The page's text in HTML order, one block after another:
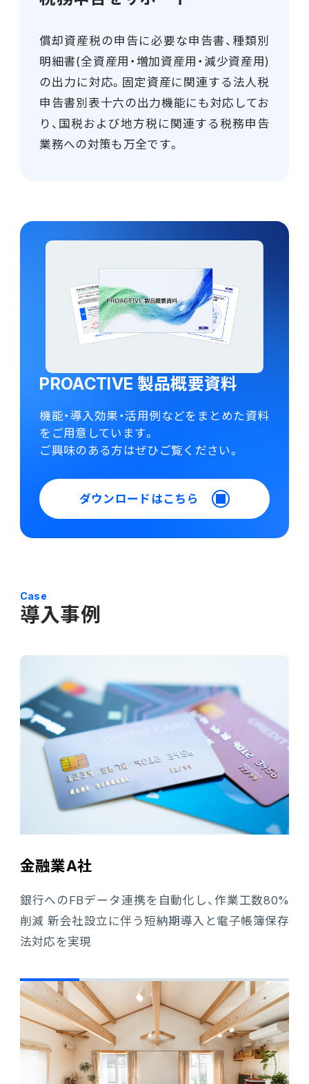
償却資産税の申告に必要な申告書、種類別
明細書(全資産用・増加資産用・減少資産用)
の出力に対応。固定資産に関連する法人税
申告書別表十六の出力機能にも対応してお
り、国税および地方税に関連する税務申告
業務への対策も万全です。
PROACTIVE 製品概要資料
機能・導入効果・活用例などをまとめた資料
をご用意しています。
ご興味のある方はぜひご覧ください。
ダウンロードはこちら
Case
導入事例
金融業A社
銀行へのFBデータ連携を自動化し、作業工数80%
削減 新会社設立に伴う短納期導入と電子帳簿保存
法対応を実現